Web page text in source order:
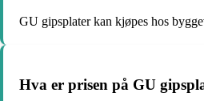
GU gipsplater kan kjøpes hos
Hva er prisen på GU